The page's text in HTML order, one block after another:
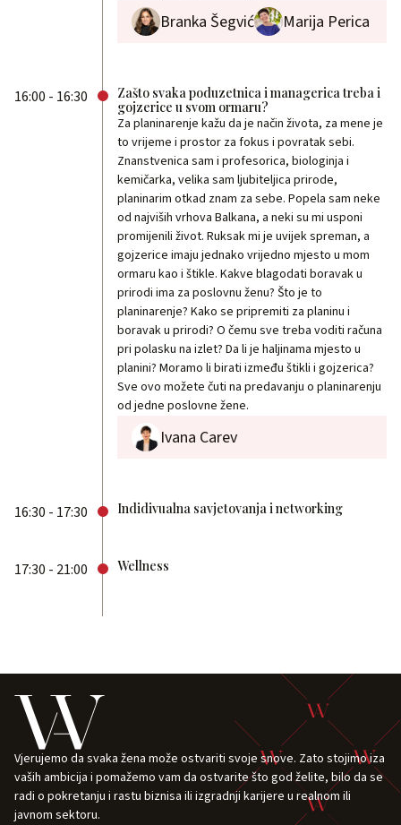
Branka Šegvić Marija Perica
16:00 - 16:30
Zašto svaka poduzetnica i managerica treba i
gojzerice u svom ormaru?
Za planinarenje kažu da je način života, za mene je
to vrijeme i prostor za fokus i povratak sebi.
Znanstvenica sam i profesorica, biologinja i
kemičarka, velika sam ljubiteljica prirode,
planinarim otkad znam za sebe. Popela sam neke
od najviših vrhova Balkana, a neki su mi usponi
promijenili život. Ruksak mi je uvijek spreman, a
gojzerice imaju jednako vrijedno mjesto u mom
ormaru kao i štikle. Kakve blagodati boravak u
prirodi ima za poslovnu ženu? Što je to
planinarenje? Kako se pripremiti za planinu i
boravak u prirodi? O čemu sve treba voditi računa
pri polasku na izlet? Da li je haljinama mjesto u
planini? Moramo li birati između štikli i gojzerica?
Sve ovo možete čuti na predavanju o planinarenju
od jedne poslovne žene.
Ivana Carev
16:30 - 17:30 Indidivualna savjetovanja i networking
17:30 - 21:00 Wellness
Vjerujemo da svaka žena može ostvariti svoje snove. Zato stojimo iza
vaših ambicija i pomažemo vam da ostvarite što god želite, bilo da se
radi o pokretanju i rastu biznisa ili izgradnji karijere u realnom ili
javnom sektoru.